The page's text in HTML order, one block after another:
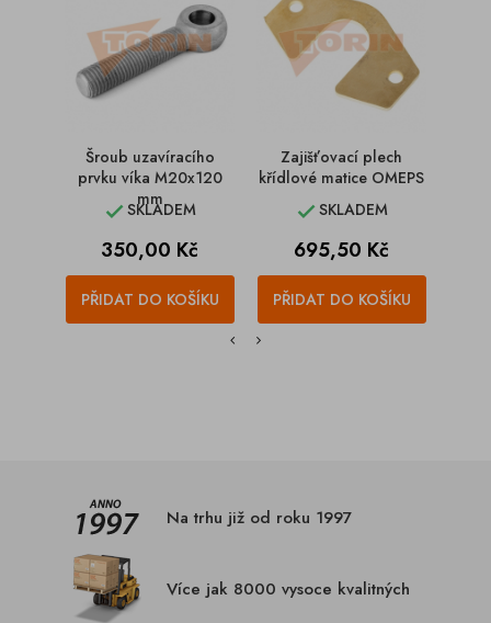
Šroub uzavíracího
prvku víka M20x120
mm
SKLADEM
Cena
350,00 Kč
PŘIDAT DO KOŠÍKU
Zajišťovací plech
křídlové matice OMEPS
SKLADEM
Cena
695,50 Kč
PŘIDAT DO KOŠÍKU
Na trhu již od roku 1997
Více jak 8000 vysoce kvalitných